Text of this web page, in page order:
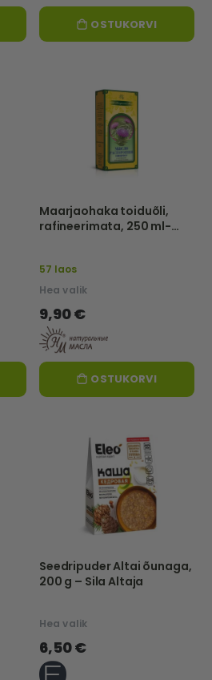
OSTUKORVI
Maarjaohaka toiduõli,
rafineerimata, 250 ml-
57 laos
Hea valik
9,90 €
OSTUKORVI
Seedripuder Altai õunaga,
200 g – Sila Altaja
Hea valik
6,50 €